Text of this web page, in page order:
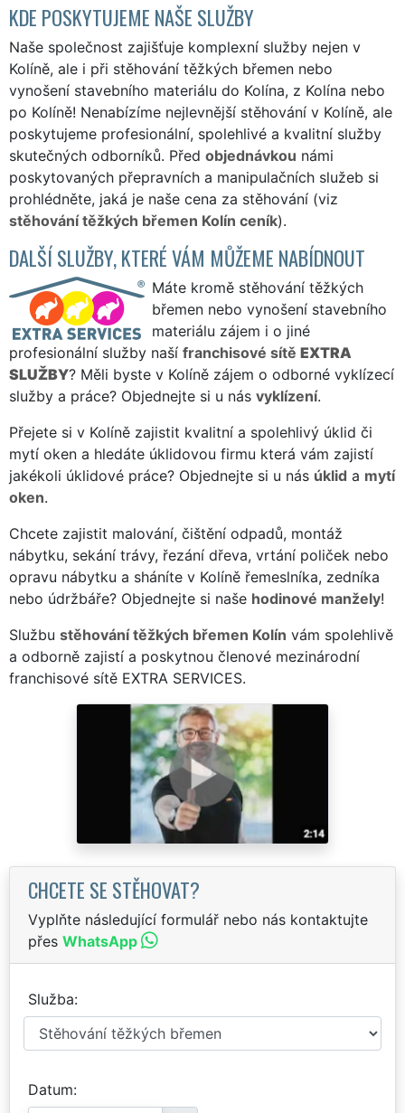
KDE POSKYTUJEME NAŠE SLUŽBY
Naše společnost zajišťuje komplexní služby nejen v
Kolíně, ale i při stěhování těžkých břemen nebo
vynošení stavebního materiálu do Kolína, z Kolína nebo
po Kolíně! Nenabízíme nejlevnější stěhování v Kolíně, ale
poskytujeme profesionální, spolehlivé a kvalitní služby
skutečných odborníků. Před objednávkou námi
poskytovaných přepravních a manipulačních služeb si
prohlédněte, jaká je naše cena za stěhování (viz
stěhování těžkých břemen Kolín ceník).
DALŠÍ SLUŽBY, KTERÉ VÁM MŮŽEME NABÍDNOUT
Máte kromě stěhování těžkých
břemen nebo vynošení stavebního
materiálu zájem i o jiné
profesionální služby naší franchisové sítě EXTRA
SLUŽBY? Měli byste v Kolíně zájem o odborné vyklízecí
služby a práce? Objednejte si u nás vyklízení.
Přejete si v Kolíně zajistit kvalitní a spolehlivý úklid či
mytí oken a hledáte úklidovou firmu která vám zajistí
jakékoli úklidové práce? Objednejte si u nás úklid a mytí
oken.
Chcete zajistit malování, čištění odpadů, montáž
nábytku, sekání trávy, řezání dřeva, vrtání poliček nebo
opravu nábytku a sháníte v Kolíně řemeslníka, zedníka
nebo údržbáře? Objednejte si naše hodinové manžely!
Službu stěhování těžkých břemen Kolín vám spolehlivě
a odborně zajistí a poskytnou členové mezinárodní
franchisové sítě EXTRA SERVICES.
CHCETE SE STĚHOVAT?
Vyplňte následující formulář nebo nás kontaktujte
přes WhatsApp
Služba
Datum